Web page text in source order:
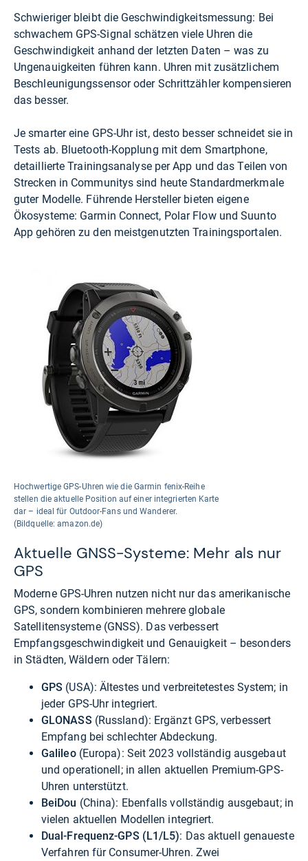
Schwieriger bleibt die Geschwindigkeitsmessung: Bei
schwachem GPS-Signal schätzen viele Uhren die
Geschwindigkeit anhand der letzten Daten – was zu
Ungenauigkeiten führen kann. Uhren mit zusätzlichem
Beschleunigungssensor oder Schrittzähler kompensieren
das besser.
Je smarter eine GPS-Uhr ist, desto besser schneidet sie in
Tests ab. Bluetooth-Kopplung mit dem Smartphone,
detaillierte Trainingsanalyse per App und das Teilen von
Strecken in Communitys sind heute Standardmerkmale
guter Modelle. Führende Hersteller bieten eigene
Ökosysteme: Garmin Connect, Polar Flow und Suunto
App gehören zu den meistgenutzten Trainingsportalen.
Hochwertige GPS-Uhren wie die Garmin fenix-Reihe
stellen die aktuelle Position auf einer integrierten Karte
dar – ideal für Outdoor-Fans und Wanderer.
(Bildquelle: amazon.de)
Aktuelle GNSS-Systeme: Mehr als nur
GPS
Moderne GPS-Uhren nutzen nicht nur das amerikanische
GPS, sondern kombinieren mehrere globale
Satellitensysteme (GNSS). Das verbessert
Empfangsgeschwindigkeit und Genauigkeit – besonders
in Städten, Wäldern oder Tälern:
GPS (USA): Ältestes und verbreitetestes System; in
jeder GPS-Uhr integriert.
GLONASS (Russland): Ergänzt GPS, verbessert
Empfang bei schlechter Abdeckung.
Galileo(Europa): Seit 2023 vollständig ausgebaut
und operationell; in allen aktuellen Premium-GPS-
Uhren unterstützt.
BeiDou (China): Ebenfalls vollständig ausgebaut; in
vielen aktuellen Modellen integriert.
Dual-Frequenz-GPS (L1/L5): Das aktuell genaueste
Verfahren für Consumer-Uhren. Zwei